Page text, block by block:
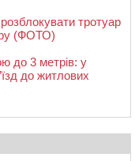
тротуар
(ФОТО)
до 3 метрів: у
до житлових